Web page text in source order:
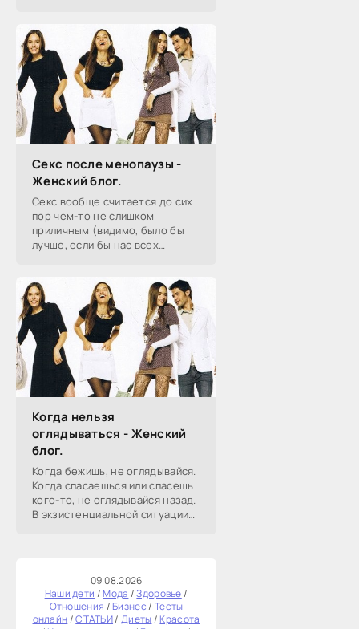
Спасет ли подобная мера от
Секс после менопаузы -
Женский блог.
Секс вообще считается до сих
пор чем-то не слишком
приличным (видимо, было бы
лучше, если бы нас всех
на пожилых людях лежит
клеймо, если...
Когда нельзя
оглядываться - Женский
блог.
Когда бежишь, не оглядывайся.
Когда спасаешься или спасешь
кого-то, не оглядывайся назад.
В экзистенциальной ситуации
09.08.2026
Наши дети /Мода /Здоровье/
Отношения /Бизнес/ Тесты
онлайн/СТАТЬИ/ Диеты/Красота